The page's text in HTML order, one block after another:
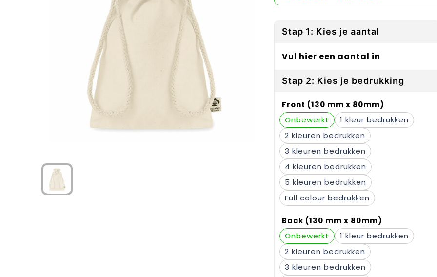
Stap 1: Kies je aantal
Vul hier een aantal in
Stap 2: Kies je bedrukking
Front (130 mm x 80mm)
Onbewerkt
1
2
3
4
5
Full colour
Back (130 mm x 80mm)
Onbewerkt
1
2
3